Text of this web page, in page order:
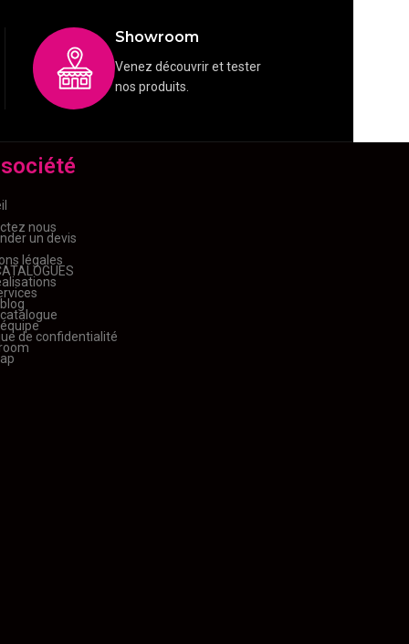
Showroom
Venez découvrir et tester
nos produits.
nous
un devis
légales
de confidentialité